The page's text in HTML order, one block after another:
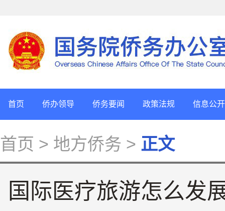
首页 侨办领导 侨务要闻 政策法规 信息公开
首页 > 地方侨务 > 正文
国际医疗旅游怎么发